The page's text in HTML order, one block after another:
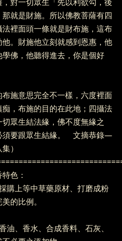
就是財施。所以佛教菩薩有四
裡面頭一條就是財布施，這布
。財施他立刻就感到恩惠，他
佛，他聽得進去，你是個好
施意思完全不一樣，六度裡面
，布施的目的在此地；四攝法
眾生結法緣，佛不度無緣之
須要跟眾生結緣。 文摘恭錄—
）
色：
購上等中草藥原材、打磨成粉
的比例。
油、香水、合成香料、石灰、